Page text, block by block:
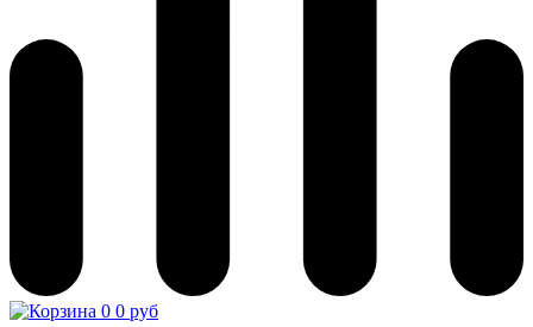
0 0 руб